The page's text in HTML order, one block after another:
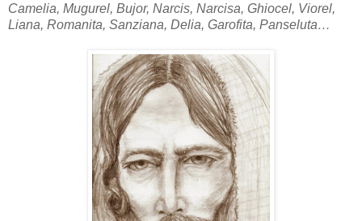
Camelia, Mugurel, Bujor, Narcis, Narcisa, Ghiocel, Viorel,
Liana, Romanita, Sanziana, Delia, Garofita, Panseluta…